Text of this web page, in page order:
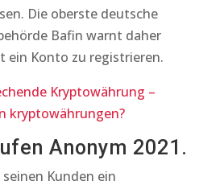
Die oberste deutsche
Bafin warnt daher
ein Konto zu registrieren.
Kryptowährung –
kryptowährungen?
Anonym 2021.
Kunden ein